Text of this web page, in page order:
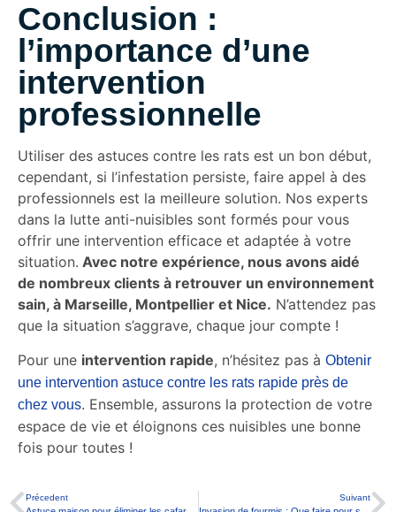
Conclusion :
l’importance d’une
intervention
professionnelle
Utiliser des astuces contre les rats est un bon début,
cependant, si l’infestation persiste, faire appel à des
professionnels est la meilleure solution. Nos experts
dans la lutte anti-nuisibles sont formés pour vous
offrir une intervention efficace et adaptée à votre
situation. Avec notre expérience, nous avons aidé
de nombreux clients à retrouver un environnement
sain, à Marseille, Montpellier et Nice. N’attendez pas
que la situation s’aggrave, chaque jour compte !
Pour une intervention rapide, n’hésitez pas à Obtenir
une intervention astuce contre les rats rapide près de
chez vous. Ensemble, assurons la protection de votre
espace de vie et éloignons ces nuisibles une bonne
fois pour toutes !
Précedent Suivant